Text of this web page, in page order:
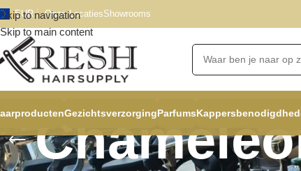
Skip to navigation
Skip to main content
EUR Onze LocatiesShowrooms
GezichtsverzorgingParfums